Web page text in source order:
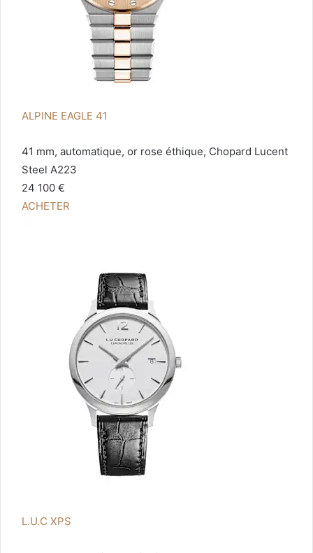
ALPINE EAGLE 41
41 mm, automatique, or rose éthique, Chopard Lucent
Steel A223
24 100 €
ACHETER
L.U.C XPS